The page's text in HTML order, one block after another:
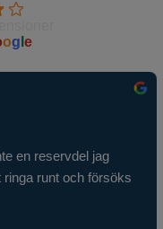
og e
en reservdel jag
runt och försöks